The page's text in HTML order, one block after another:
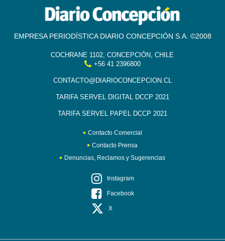
EMPRESA PERIODÍSTICA DIARIO CONCEPCIÓN S.A. ©2008
COCHRANE 1102, CONCEPCIÓN, CHILE
+56 41 2396800
CONTACTO@DIARIOCONCEPCION.CL
TARIFA SERVEL DIGITAL DCCP 2021
TARIFA SERVEL PAPEL DCCP 2021
Contacto Comercial
Contacto Prensa
Denuncias, Reclamos y Sugerencias
Instagram
Facebook
X